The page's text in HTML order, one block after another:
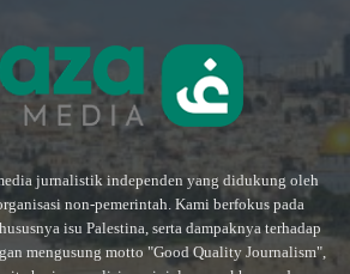
jurnalistik independen yang didukung oleh
non-pemerintah. Kami berfokus pada
isu Palestina, serta dampaknya terhadap
mengusung motto "Good Quality Journalism",